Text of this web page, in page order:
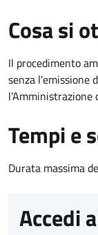
Cosa si
Il procedimento
senza
l’Amministrazione
Tempi e
Durata massima
Accedi